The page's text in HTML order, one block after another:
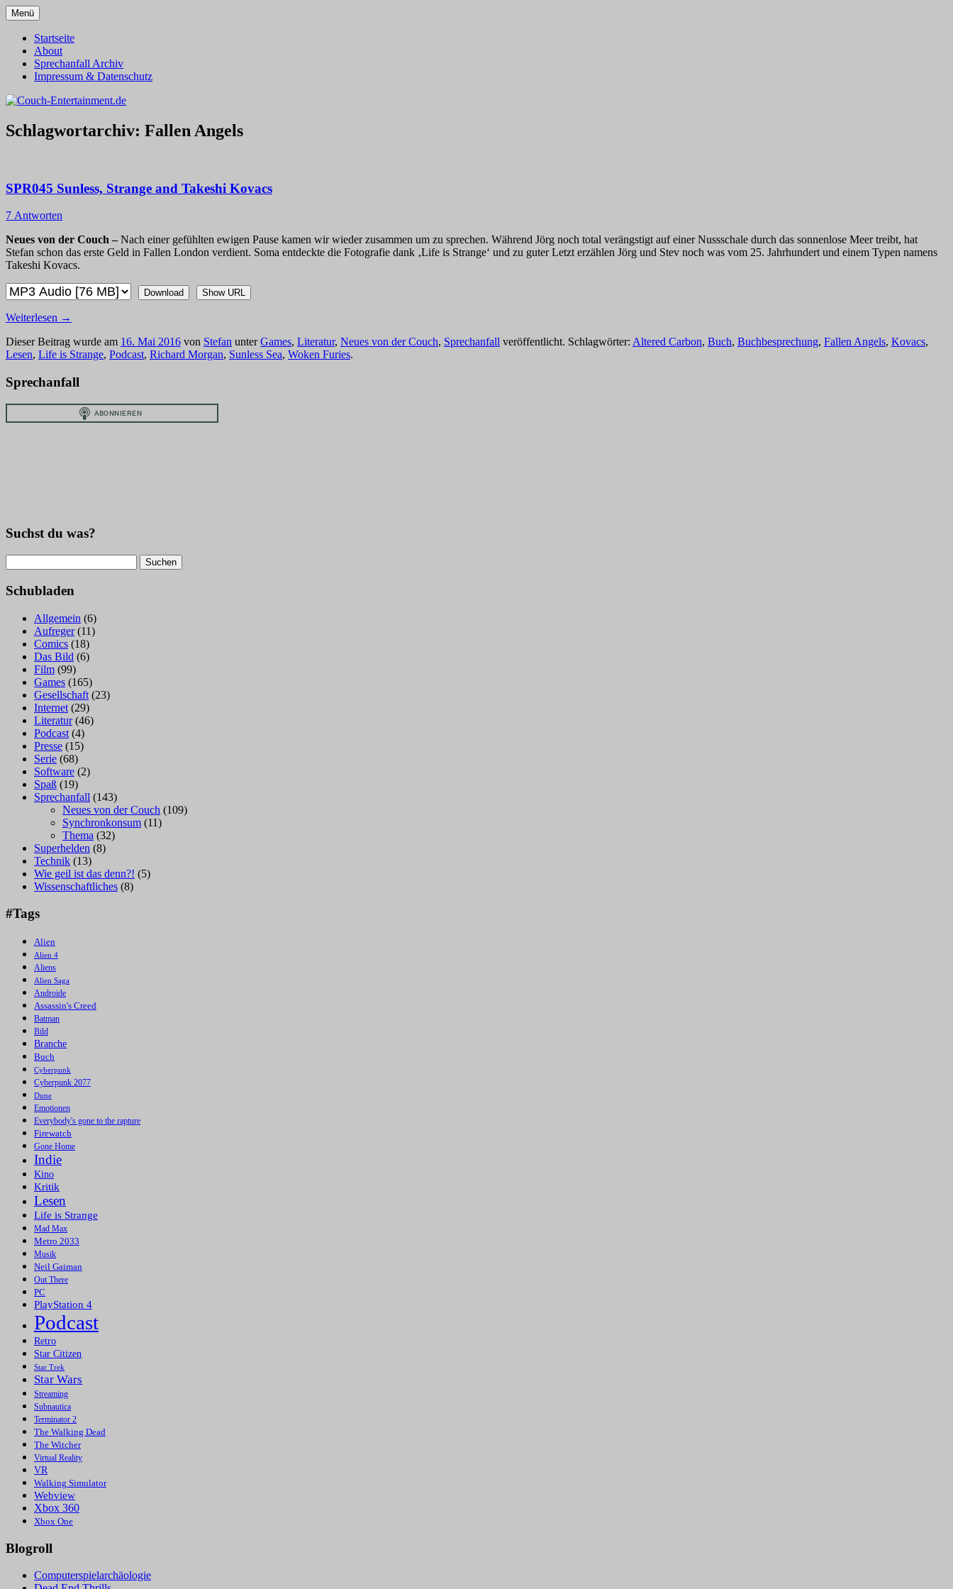
Zum
Inhalt
springen
Couch-Entertainment.de
Menü
Startseite
About
Sprechanfall Archiv
Impressum & Datenschutz
Schlagwortarchiv: Fallen Angels
SPR045 Sunless, Strange and Takeshi Kovacs
7 Antworten
Neues von der Couch – Nach einer gefühlten ewigen Pause kamen wir wieder zusammen um zu sprechen. Während Jörg noch total verängstigt auf einer Nussschale durch das sonnenlose Meer treibt, hat
Stefan schon das erste Geld in Fallen London verdient. Soma entdeckte die Fotografie dank ‚Life is Strange‘ und zu guter Letzt erzählen Jörg und Stev noch was vom 25. Jahrhundert und einem Typen namens
Takeshi Kovacs.
Download Show URL
Weiterlesen →
Dieser Beitrag wurde am 16. Mai 2016 von Stefan unterGames, Literatur, Neues von der Couch, Sprechanfall veröffentlicht. Schlagwörter: Altered Carbon, Buch, Buchbesprechung, Fallen Angels, Kovacs,
Lesen, Life is Strange, Podcast, Richard Morgan, Sunless Sea, Woken Furies.
Sprechanfall
Suchst du was?
nach:
Schubladen
Allgemein (6)
Aufreger(11)
Comics (18)
Das Bild (6)
Film (99)
Games (165)
Gesellschaft (23)
Internet (29)
Literatur(46)
Podcast (4)
Presse (15)
Serie (68)
Software (2)
Spaß (19)
Sprechanfall (143)
Neues von der Couch (109)
Synchronkonsum (11)
Thema (32)
Superhelden (8)
Technik (13)
Wie geil ist das denn?! (5)
Wissenschaftliches (8)
#Tags
Alien
Alien 4
Aliens
Alien Saga
Androide
Assassin's Creed
Batman
Bild
Branche
Buch
Cyberpunk
Cyberpunk 2077
Dune
Emotionen
Everybody's gone to the rapture
Firewatch
Gone Home
Indie
Kino
Kritik
Lesen
Life is Strange
Mad Max
Metro 2033
Musik
Neil Gaiman
Out There
PC
PlayStation 4
Podcast
Retro
Star Citizen
Star Trek
Star Wars
Streaming
Subnautica
Terminator 2
The Walking Dead
The Witcher
Virtual Reality
VR
Walking Simulator
Webview
Xbox 360
Xbox One
Blogroll
Computerspielarchäologie